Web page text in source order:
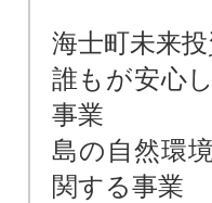
海士町未来
誰もが安心
事業
島の自然環
関する事業